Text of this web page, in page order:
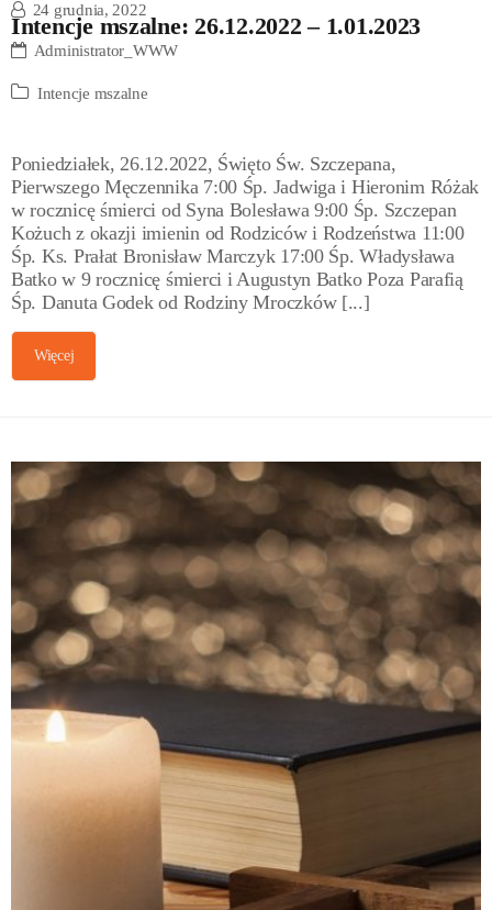
Intencje mszalne: 26.12.2022 – 1.01.2023
24 grudnia, 2022
Administrator_WWW
Intencje mszalne
Poniedziałek, 26.12.2022, Święto Św. Szczepana,
Pierwszego Męczennika 7:00 Śp. Jadwiga i Hieronim Różak
w rocznicę śmierci od Syna Bolesława 9:00 Śp. Szczepan
Kożuch z okazji imienin od Rodziców i Rodzeństwa 11:00
Śp. Ks. Prałat Bronisław Marczyk 17:00 Śp. Władysława
Batko w 9 rocznicę śmierci i Augustyn Batko Poza Parafią
Śp. Danuta Godek od Rodziny Mroczków [...]
Więcej